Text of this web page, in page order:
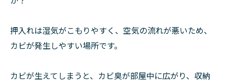
押入れは湿気がこもりやすく、空気の流れが悪いため、
カビが発生しやすい場所です。
カビが生えてしまうと、カビ臭が部屋中に広がり、収納